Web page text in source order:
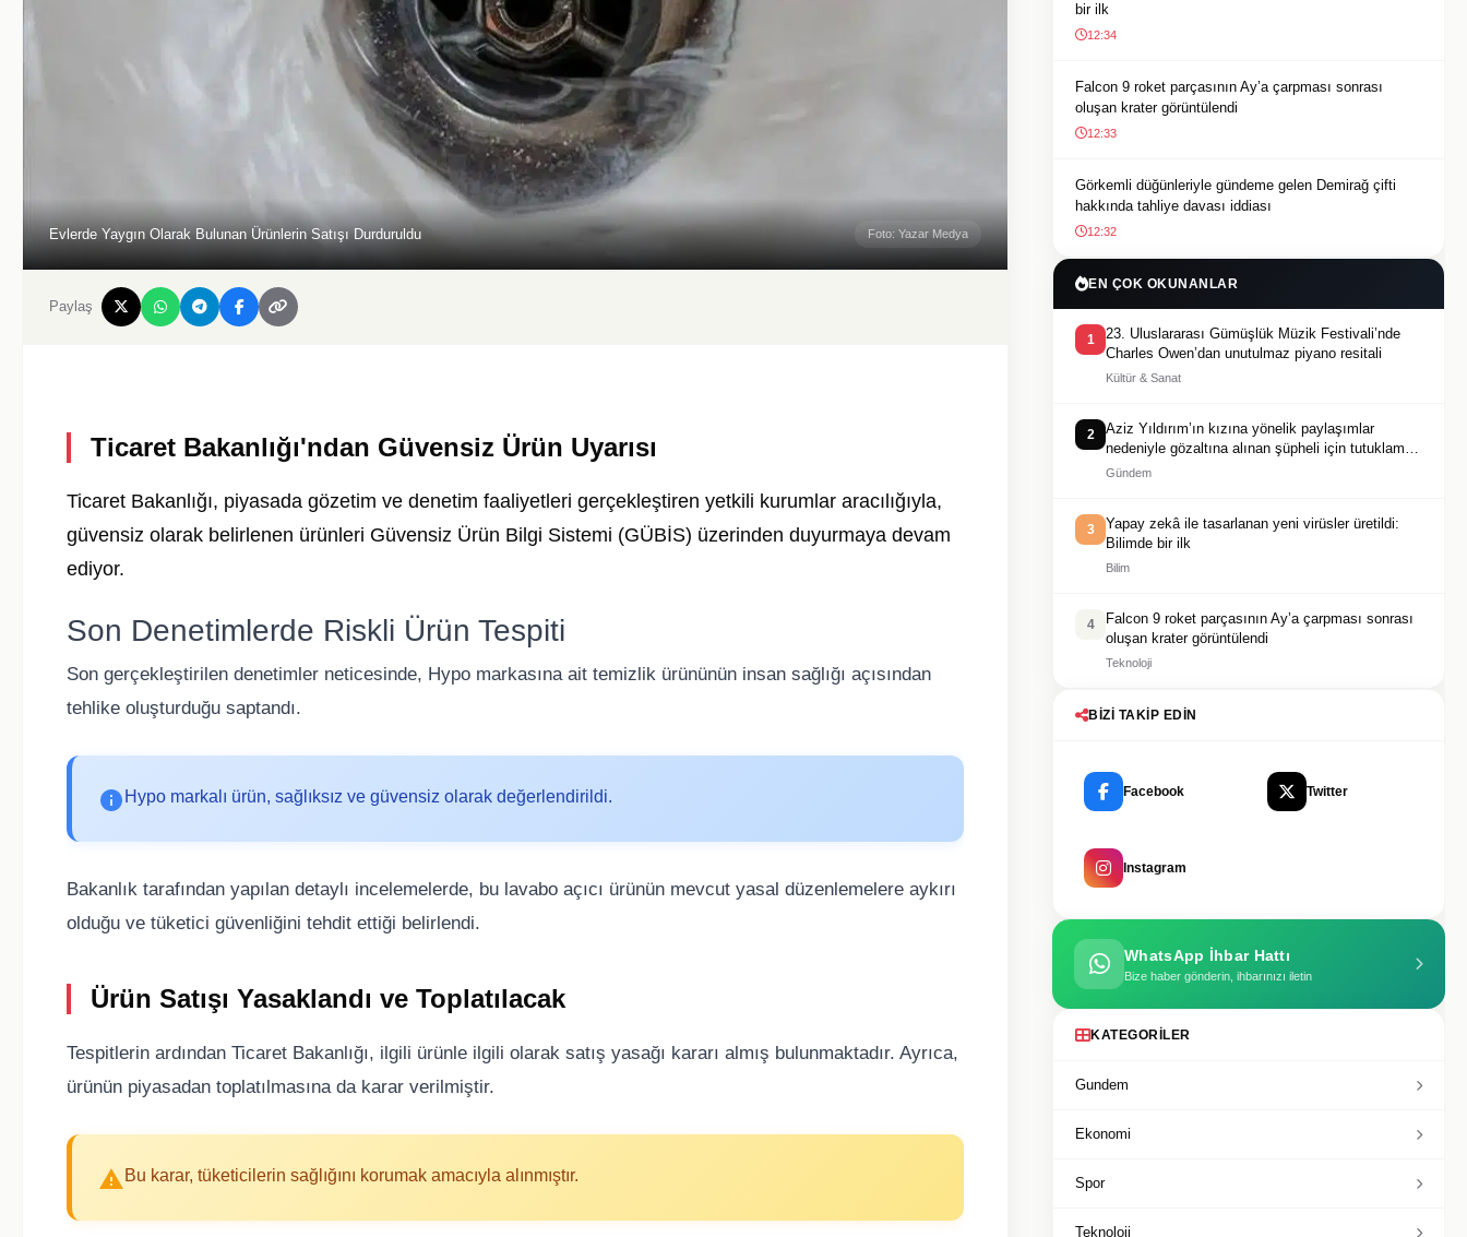
Evlerde Yaygın Olarak Bulunan Ürünlerin Satışı Durduruldu Foto: Yazar Medya
Paylaş
Ticaret Bakanlığı'ndan Güvensiz Ürün Uyarısı
Ticaret Bakanlığı, piyasada gözetim ve denetim faaliyetleri gerçekleştiren yetkili kurumlar aracılığıyla,
güvensiz olarak belirlenen ürünleri Güvensiz Ürün Bilgi Sistemi (GÜBİS) üzerinden duyurmaya devam
ediyor.
Son Denetimlerde Riskli Ürün Tespiti
Son gerçekleştirilen denetimler neticesinde, Hypo markasına ait temizlik ürününün insan sağlığı açısından
tehlike oluşturduğu saptandı.
Hypo markalı ürün, sağlıksız ve güvensiz olarak değerlendirildi.
Bakanlık tarafından yapılan detaylı incelemelerde, bu lavabo açıcı ürünün mevcut yasal düzenlemelere aykırı
olduğu ve tüketici güvenliğini tehdit ettiği belirlendi.
Ürün Satışı Yasaklandı ve Toplatılacak
Tespitlerin ardından Ticaret Bakanlığı, ilgili ürünle ilgili olarak satış yasağı kararı almış bulunmaktadır. Ayrıca,
ürünün piyasadan toplatılmasına da karar verilmiştir.
Bu karar, tüketicilerin sağlığını korumak amacıyla alınmıştır.
bir ilk
12:34
Falcon 9 roket parçasının Ay’a çarpması sonrası
oluşan krater görüntülendi
12:33
Görkemli düğünleriyle gündeme gelen Demirağ çifti
hakkında tahliye davası iddiası
12:32
EN ÇOK OKUNANLAR
1
23. Uluslararası Gümüşlük Müzik Festivali’nde
Charles Owen’dan unutulmaz piyano resitali
Kültür & Sanat
2
Aziz Yıldırım’ın kızına yönelik paylaşımlar
nedeniyle gözaltına alınan şüpheli için tutuklama
talebi
Gündem
3
Yapay zekâ ile tasarlanan yeni virüsler üretildi:
Bilimde bir ilk
Bilim
4
Falcon 9 roket parçasının Ay’a çarpması sonrası
oluşan krater görüntülendi
Teknoloji
BIZI TAKIP EDIN
Facebook Twitter
Instagram
WhatsApp İhbar Hattı
Bize haber gönderin, ihbarınızı iletin
KATEGORILER
Gundem
Ekonomi
Spor
Teknoloji